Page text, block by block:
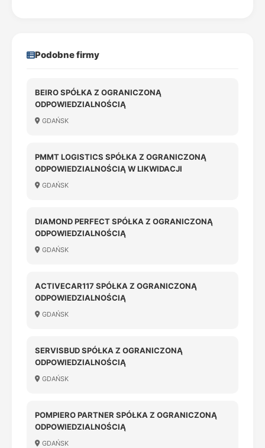
Podobne firmy
BEIRO SPÓŁKA Z OGRANICZONĄ
ODPOWIEDZIALNOŚCIĄ
GDAŃSK
PMMT LOGISTICS SPÓŁKA Z OGRANICZONĄ
ODPOWIEDZIALNOŚCIĄ W LIKWIDACJI
GDAŃSK
DIAMOND PERFECT SPÓŁKA Z OGRANICZONĄ
ODPOWIEDZIALNOŚCIĄ
GDAŃSK
ACTIVECAR117 SPÓŁKA Z OGRANICZONĄ
ODPOWIEDZIALNOŚCIĄ
GDAŃSK
SERVISBUD SPÓŁKA Z OGRANICZONĄ
ODPOWIEDZIALNOŚCIĄ
GDAŃSK
POMPIERO PARTNER SPÓŁKA Z OGRANICZONĄ
ODPOWIEDZIALNOŚCIĄ
GDAŃSK